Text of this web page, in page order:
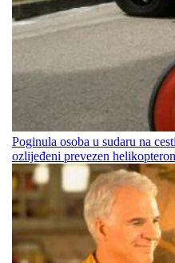
Poginula osoba u sudaru na
ozlijeđeni prevezen